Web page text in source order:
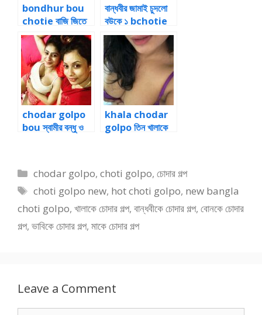
bondhur bou
chotie বাজি জিতে
বন্ধুর বউ চোদার গল্প
বান্ধবীর জামাই চুদলো
বউকে ১ bchotie
golpo audio
chodar golpo
bou স্বামীর বন্ধু ও
khala chodar
golpo তিন খালাকে
Categories
chodar golpo,choti golpo,চোদার গল্প
Tags
choti golpo new, hot choti golpo, new bangla
choti golpo, খালাকে চোদার গল্প, বান্ধবীকে চোদার গল্প, বোনকে চোদার
গল্প, ভাবিকে চোদার গল্প, মাকে চোদার গল্প
Leave a Comment